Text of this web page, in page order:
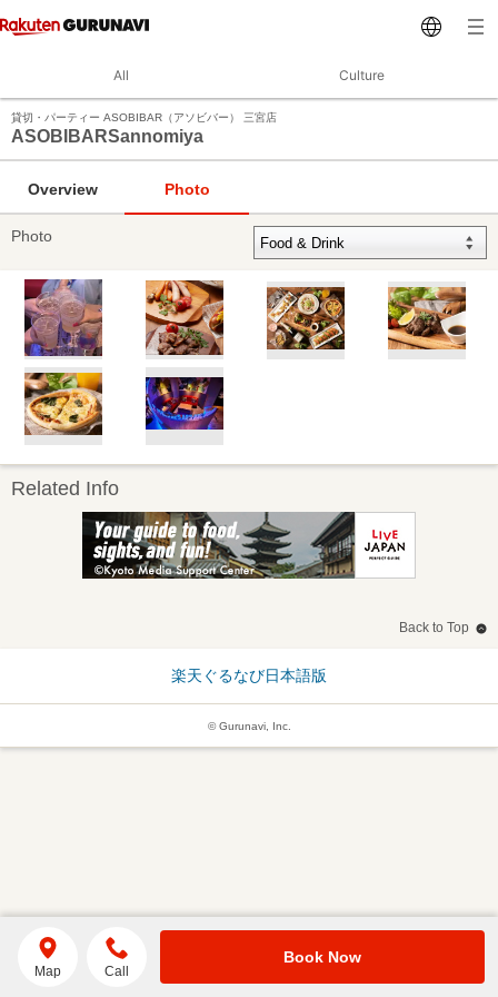
All Culture
貸切・パーティー ASOBIBAR（アソビバー） 三宮店
ASOBIBARSannomiya
Overview Photo
Photo
Related Info
Back to Top
楽天ぐるなび日本語版
© Gurunavi, Inc.
Map Call
Book Now